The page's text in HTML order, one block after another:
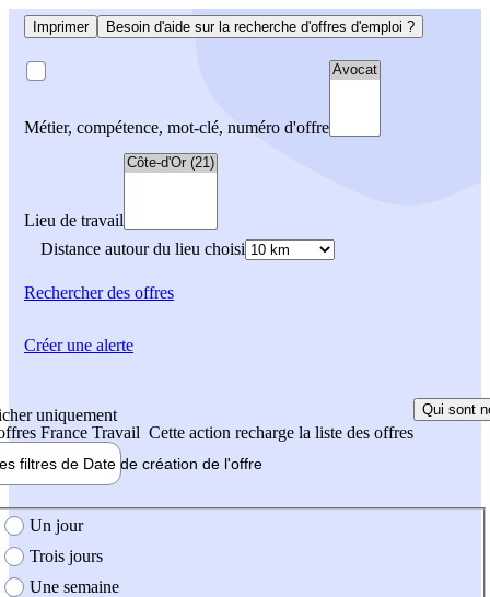
Imprimer Besoin d'aide sur la recherche d'offres d'emploi ?
Métier, compétence, mot-clé, numéro d'offre
Lieu de travail
Distance autour du lieu choisi
Rechercherdes offres
uniquement
France Travail Cette action recharge la liste des offres
Qui sont
filtres de Date de création de l'offre
création de l'offre
Un jour
Trois jours
Une semaine
Créer une alerte